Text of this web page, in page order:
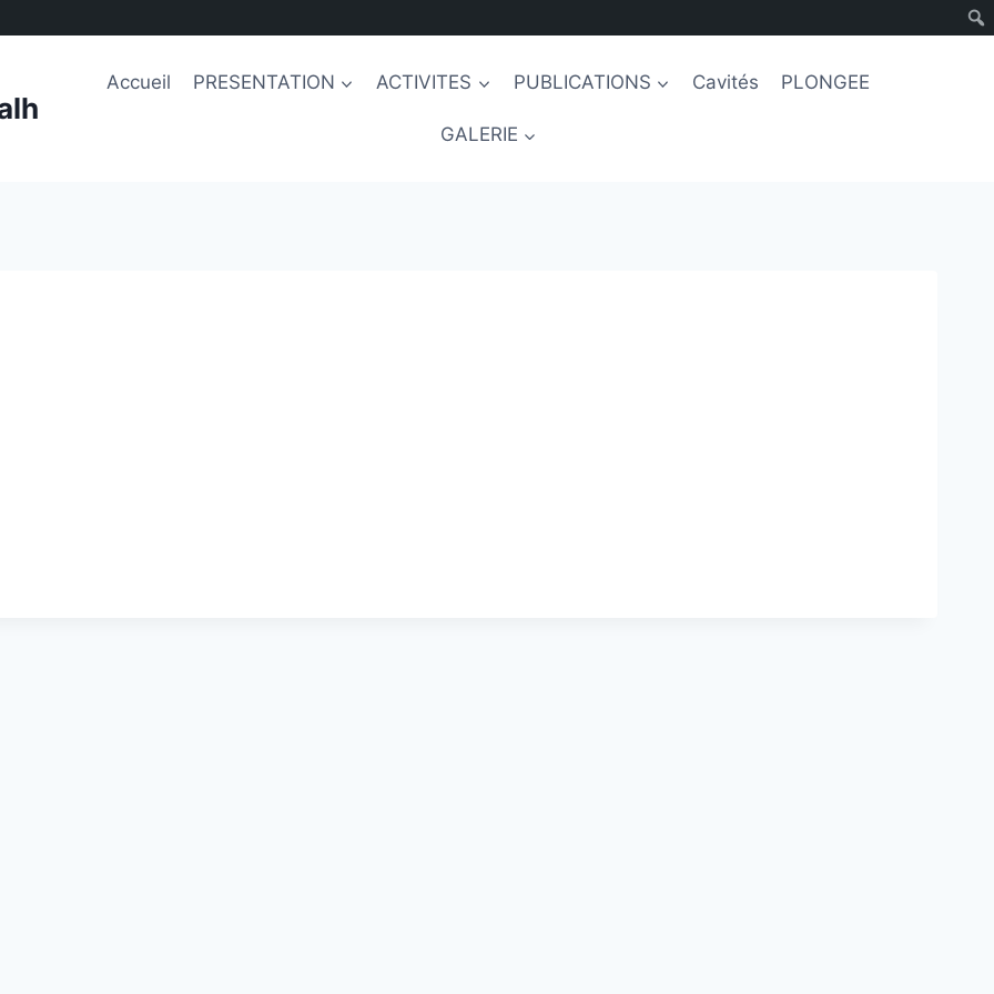
Accueil PRESENTATION ACTIVITES PUBLICATIONS Cavités PLONGEE
GALERIE